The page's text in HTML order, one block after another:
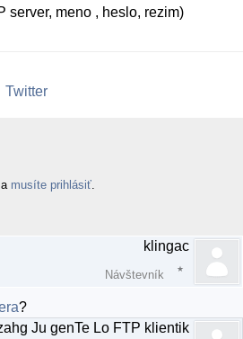
server, meno , heslo, rezim)
Twitter
musíte prihlásiť
klingac
Návštevník
?
Ju genTe Lo FTP klientik